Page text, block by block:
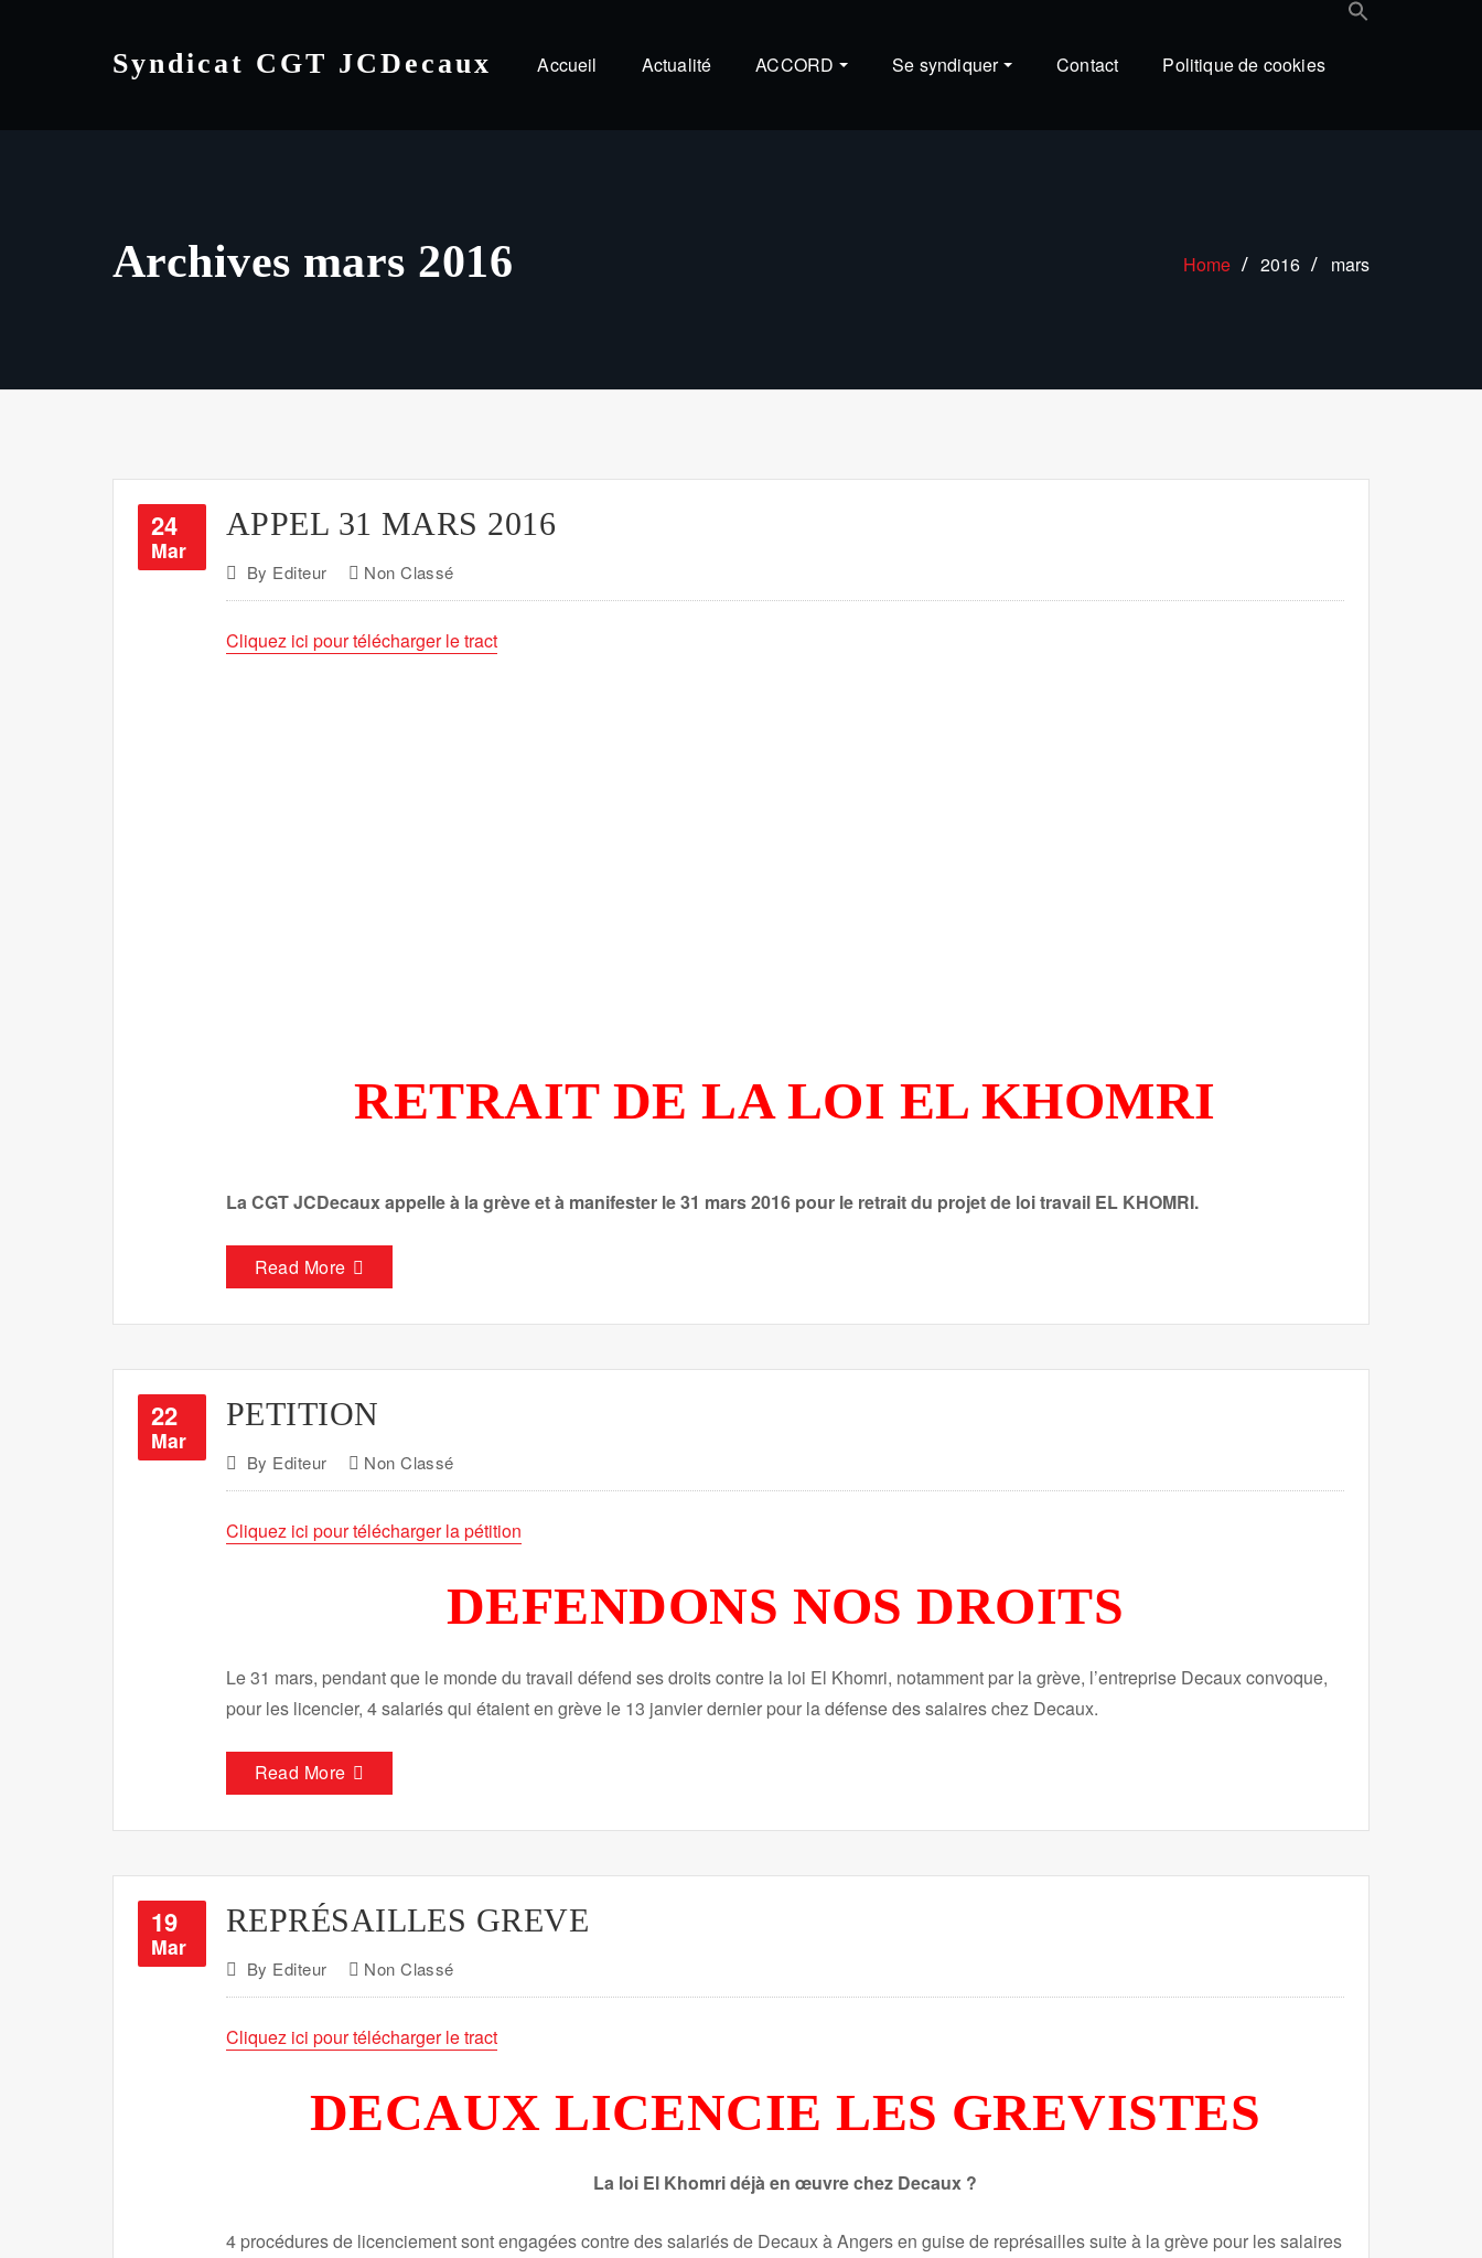
Syndicat CGT JCDecaux Accueil Actualité ACCORD Se syndiquer Contact Politique de cookies
Archives mars 2016 Home 2016 mars
24
Mar
APPEL 31 MARS 2016
By Editeur Non Classé
Cliquez ici pour télécharger le tract
RETRAIT DE LA LOI EL KHOMRI
La CGT JCDecaux appelle à la grève et à manifester le 31 mars 2016 pour le retrait du projet de loi travail EL KHOMRI.
Read More
22
Mar
PETITION
By Editeur Non Classé
Cliquez ici pour télécharger la pétition
DEFENDONS NOS DROITS
Le 31 mars, pendant que le monde du travail défend ses droits contre la loi El Khomri, notamment par la grève, l’entreprise Decaux convoque,
pour les licencier, 4 salariés qui étaient en grève le 13 janvier dernier pour la défense des salaires chez Decaux.
Read More
19
Mar
REPRÉSAILLES GREVE
By Editeur Non Classé
Cliquez ici pour télécharger le tract
DECAUX LICENCIE LES GREVISTES
La loi El Khomri déjà en œuvre chez Decaux ?
4 procédures de licenciement sont engagées contre des salariés de Decaux à Angers en guise de représailles suite à la grève pour les salaires